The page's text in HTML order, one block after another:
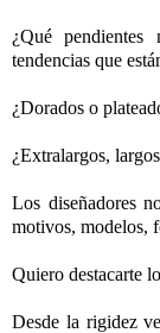
¿Qué
tendencias que
¿Dorados o
¿Extralargos,
Los diseñadores
motivos, modelos,
Quiero destacarte
Desde la rigidez